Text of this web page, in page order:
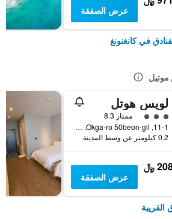
عرض الصفقة
في كانغنونغ
لويس هوتل
تقييم فئة 3ممتاز 8.3
11-1, Okga-ro 50beon-gil, كانغنونغ, كوريا الجنوبية
0.2 كيلومتر عن وسط المدينة
﷼
عرض الصفقة
القريبة